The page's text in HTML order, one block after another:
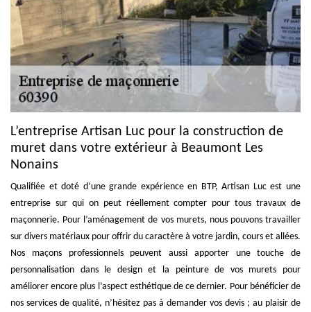
L’entreprise Artisan Luc pour la construction de
muret dans votre extérieur à Beaumont Les
Nonains
Qualifiée et doté d’une grande expérience en BTP, Artisan Luc est une
entreprise sur qui on peut réellement compter pour tous travaux de
maçonnerie. Pour l’aménagement de vos murets, nous pouvons travailler
sur divers matériaux pour offrir du caractère à votre jardin, cours et allées.
Nos maçons professionnels peuvent aussi apporter une touche de
personnalisation dans le design et la peinture de vos murets pour
améliorer encore plus l’aspect esthétique de ce dernier. Pour bénéficier de
nos services de qualité, n’hésitez pas à demander vos devis ; au plaisir de